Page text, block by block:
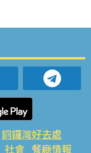
銅鑼灣好去處
社會 餐廳情報